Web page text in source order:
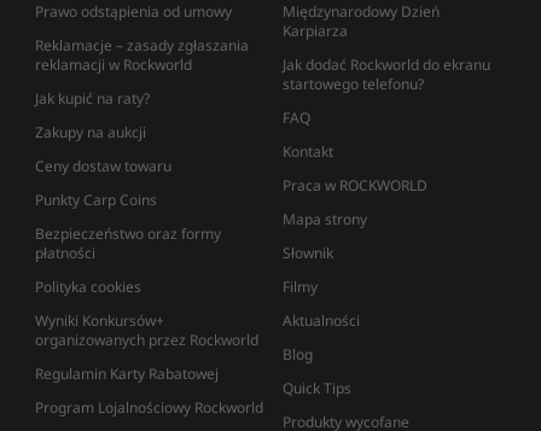
Prawo odstąpienia od umowy
Reklamacje – zasady zgłaszania
reklamacji w Rockworld
Jak kupić na raty?
Zakupy na aukcji
Ceny dostaw towaru
Punkty Carp Coins
Bezpieczeństwo oraz formy
płatności
Polityka cookies
Wyniki Konkursów+
organizowanych przez Rockworld
Regulamin Karty Rabatowej
Program Lojalnościowy Rockworld
Międzynarodowy Dzień
Karpiarza
Jak dodać Rockworld do ekranu
startowego telefonu?
FAQ
Kontakt
Praca w ROCKWORLD
Mapa strony
Słownik
Filmy
Aktualności
Blog
Quick Tips
Produkty wycofane